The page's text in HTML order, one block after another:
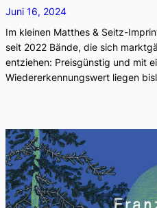
Juni 16, 2024
Im kleinen Matthes & Seitz-
seit 2022 Bände, die sich
entziehen: Preisgünstig und mit
Wiedererkennungswert liegen